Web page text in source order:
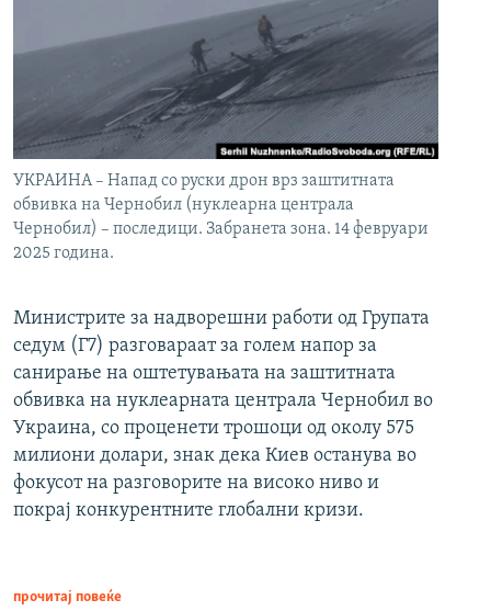
УКРАИНА – Напад со руски дрон врз заштитната
обвивка на Чернобил (нуклеарна централа
Чернобил) – последици. Забранета зона. 14 февруари
2025 година.
Министрите за надворешни работи од Групата
седум (Г7) разговараат за голем напор за
санирање на оштетувањата на заштитната
обвивка на нуклеарната централа Чернобил во
Украина, со проценети трошоци од околу 575
милиони долари, знак дека Киев останува во
фокусот на разговорите на високо ниво и
покрај конкурентните глобални кризи.
прочитај повеќе